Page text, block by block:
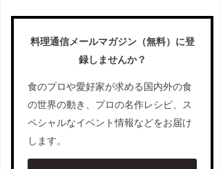
料理通信メールマガジン（無料）に登
録しませんか？
食のプロや愛好家が求める国内外の食
の世界の動き、プロの名作レシピ、ス
ペシャルなイベント情報などをお届け
します。